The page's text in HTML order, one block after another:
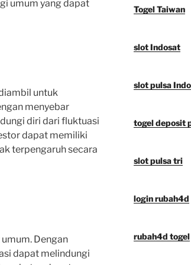
umum yang dapat
untuk
menyebar
diri dari fluktuasi
dapat memiliki
terpengaruh secara
Dengan
dapat melindungi
Togel Taiwan
slot Indosat
slot pulsa
togel deposit
slot pulsa tri
login rubah4d
rubah4d togel